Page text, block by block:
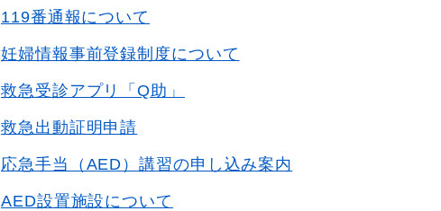
119番通報について
妊婦情報事前登録制度について
救急受診アプリ「Q助」
救急出動証明申請
応急手当（AED）講習の申し込み案内
AED設置施設について